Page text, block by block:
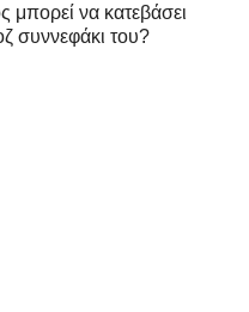
μπορεί να κατεβάσει
συννεφάκι του?